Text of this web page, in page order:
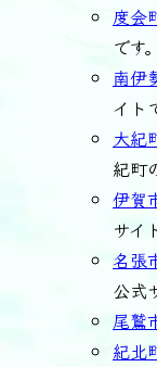
度会
です。
南伊
イト
大紀
紀町
伊賀
サイ
名張
公式
尾鷲
紀北